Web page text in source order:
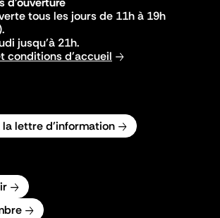
tous les jours de 11h à 19h
jusqu'à 21h.
conditions d'accueil
la lettre d'information